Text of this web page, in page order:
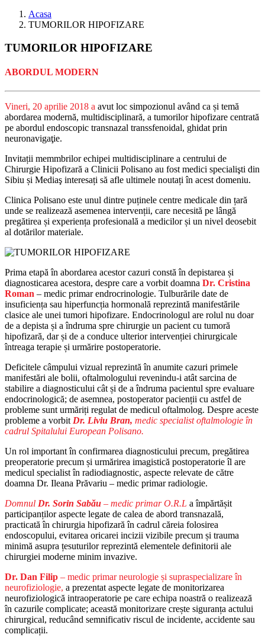
Acasa
TUMORILOR HIPOFIZARE
TUMORILOR HIPOFIZARE
ABORDUL MODERN
Vineri, 20 aprilie 2018 a avut loc simpozionul având ca și temă
abordarea modernă, multidisciplinară, a tumorilor hipofizare centrată
pe abordul endoscopic transnazal transsfenoidal, ghidat prin
neuronavigaţie.
Invitații memmbrilor echipei multidisciplinare a centrului de
Chirurgie Hipofizară a Clinicii Polisano au fost medici specialişti din
Sibiu și Mediaş interesați să afle ultimele noutați în acest domeniu.
Clinica Polisano este unul dintre puținele centre medicale din țară
unde se realizează asemenea intervenții, care necesită pe lângă
pregătirea și experiența profesională a medicilor și un nivel deosebit
al dotărilor materiale.
Prima etapă în abordarea acestor cazuri constă în depistarea și
diagnosticarea acestora, despre care a vorbit doamna Dr. Cristina
Roman – medic primar endrocrinologie. Tulburările date de
insuficiența sau hiperfuncția hormonală reprezintă manifestările
clasice ale unei tumori hipofizare. Endocrinologul are rolul nu doar
de a depista și a îndruma spre chirurgie un pacient cu tumoră
hipofizară, dar și de a conduce ulterior intervenției chirurgicale
întreaga terapie și urmărire postoperatorie.
Deficitele câmpului vizual reprezintă în anumite cazuri primele
manifestări ale bolii, oftalmologului revenindu-i atât sarcina de
stabilire a diagnosticului cât și de a îndruma pacientul spre evaluare
endocrinologică; de asemnea, postoperator pacienții cu astfel de
probleme sunt urmăriți regulat de medicul oftalmolog. Despre aceste
probleme a vorbit Dr. Liviu Bran, medic specialist oftalmologie în
cadrul Spitalului European Polisano.
Un rol important în confirmarea diagnosticului precum, pregătirea
preoperatorie precum și urmărirea imagistică postoperatorie îl are
medicul specialist în radiodiagnostic, aspecte relevate de către
doamna Dr. Ileana Prăvariu – medic primar radiologie.
Domnul Dr. Sorin Sabău – medic primar O.R.L a împărtășit
participanților aspecte legate de calea de abord transnazală,
practicată în chirurgia hipofizară în cadrul căreia folosirea
endoscopului, evitarea oricarei incizii vizibile precum și trauma
minimă asupra țesuturilor reprezintă elementele definitorii ale
chirurgiei moderne minim invazive.
Dr. Dan Filip – medic primar neurologie și supraspecializare în
neurofiziologie, a prezentat aspecte legate de monitorizarea
neurofiziologică intraoperatorie pe care echipa noastră o realizează
în cazurile complicate; această monitorizare crește siguranța actului
chirurgical, reducând semnificativ riscul de incidente, accidente sau
complicații.